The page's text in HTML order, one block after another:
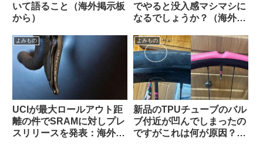
いて語ること（海外掲示板
から）
でやると没入感マシマシに
なるでしょうか？（海外掲
よみもの
UCIが最大ロールアウト距
離の件でSRAMに対しプレ
スリリースを発表：海外サ
よみもの
新品のTPUチューブのバル
ブ付近が凹んでしまったの
ですがこれは何が原因？